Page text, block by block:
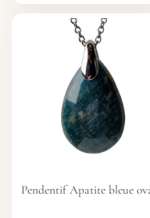
Pendentif Apatite bleue